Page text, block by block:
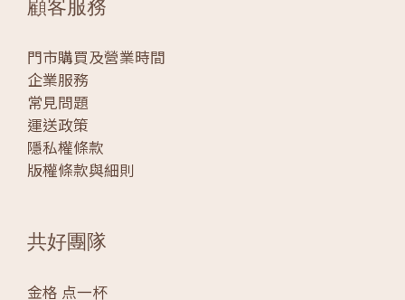
顧客服務
門市購買及營業時間
企業服務
常見問題
運送政策
隱私權條款
版權條款與細則
共好團隊
金格 点一杯